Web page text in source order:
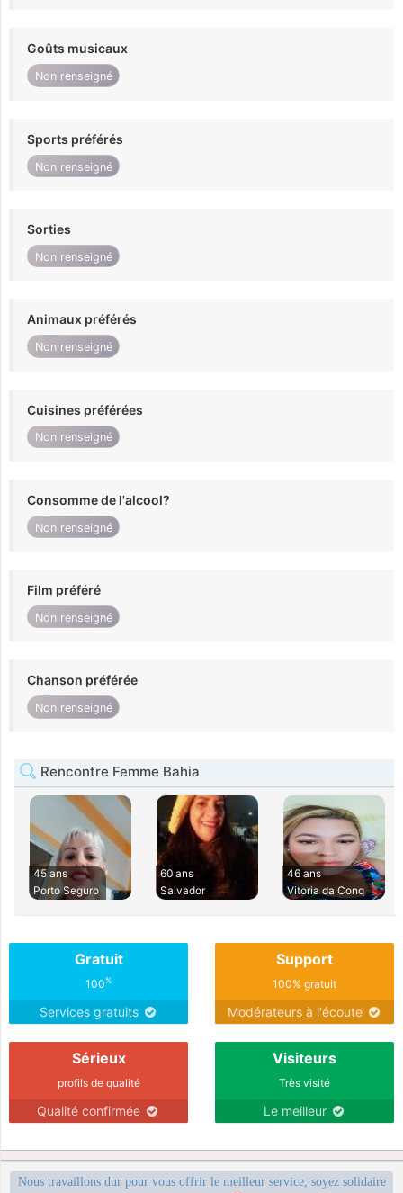
Goûts musicaux
Non renseigné
Sports préférés
Non renseigné
Sorties
Non renseigné
Animaux préférés
Non renseigné
Cuisines préférées
Non renseigné
Consomme de l'alcool?
Non renseigné
Film préféré
Non renseigné
Chanson préférée
Non renseigné
Rencontre Femme Bahia
45 ans
Porto Seguro
60 ans
Salvador
46 ans
Vitoria da Conq
Gratuit
100%
Services gratuits
Support
100% gratuit
Modérateurs à l'écoute
Sérieux
profils de qualité
Qualité confirmée
Visiteurs
Très visité
Le meilleur
Nous travaillons dur pour vous offrir le meilleur service, soyez solidaire